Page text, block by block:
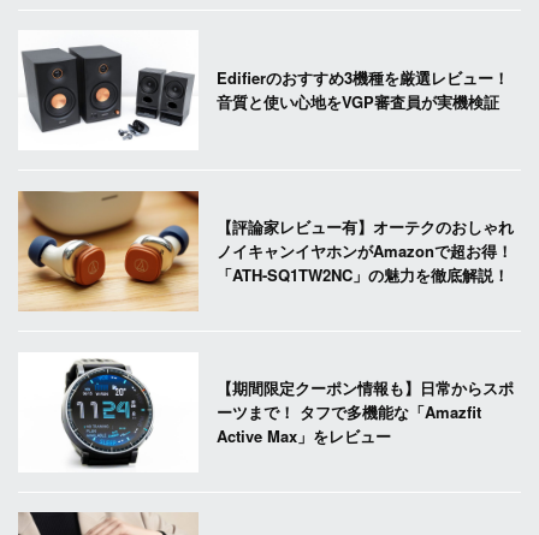
Edifierのおすすめ3機種を厳選レビュー！
音質と使い心地をVGP審査員が実機検証
【評論家レビュー有】オーテクのおしゃれ
ノイキャンイヤホンがAmazonで超お得！
「ATH-SQ1TW2NC」の魅力を徹底解説！
【期間限定クーポン情報も】日常からスポ
ーツまで！ タフで多機能な「Amazfit
Active Max」をレビュー